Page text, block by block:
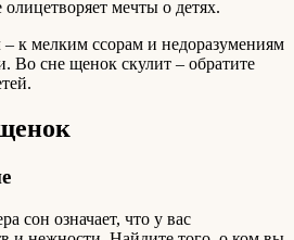
мечты о детях.
к мелким ссорам и недоразумениям
Во сне щенок скулит – обратите
сон означает, что у вас